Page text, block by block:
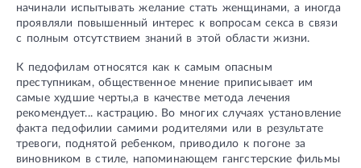
начинали испытывать желание стать женщинами, а иногда
проявляли повышенный интерес к вопросам секса в связи
с полным отсутствием знаний в этой области жизни.
К педофилам относятся как к самым опасным
преступникам, общественное мнение приписывает им
самые худшие черты,а в качестве метода лечения
рекомендует... кастрацию. Во многих случаях установление
факта педофилии самими родителями или в результате
тревоги, поднятой ребенком, приводило к погоне за
виновником в стиле, напоминающем гангстерские фильмы